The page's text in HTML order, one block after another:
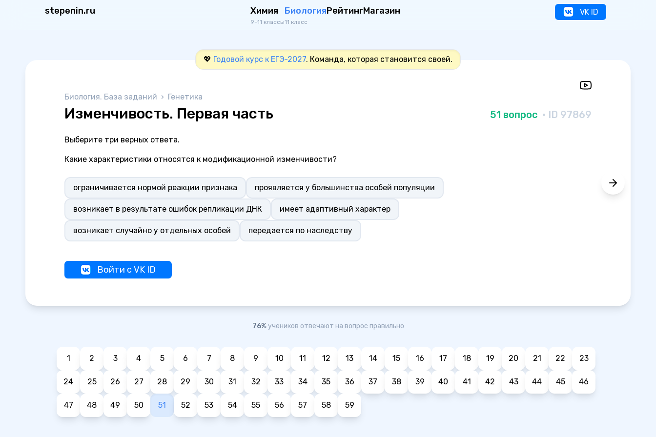
stepenin.ru Химия
9-11 классы
Биология
11 класс
РейтингМагазин VK ID
💖 Годовой курс к ЕГЭ-2027. Команда, которая становится своей.
Биология. База заданий › Генетика
Изменчивость. Первая часть 51 вопрос · ID 97869
Выберите три верных ответа.
Какие характеристики относятся к модификационной изменчивости?
ограничивается нормой реакции признака проявляется у большинства особей популяции
возникает в результате ошибок репликации ДНК имеет адаптивный характер
возникает случайно у отдельных особей передается по наследству
Войти с VK ID
76%учеников отвечают на вопрос правильно
1 2 3 4 5 6 7 8 9 10 11 12 13 14 15 16 17 18 19 20 21 22 23
24 25 26 27 28 29 30 31 32 33 34 35 36 37 38 39 40 41 42 43 44 45 46
47 48 49 50 51 52 53 54 55 56 57 58 59